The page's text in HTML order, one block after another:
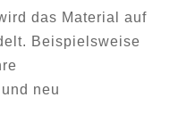
das Material auf
Beispielsweise
neu